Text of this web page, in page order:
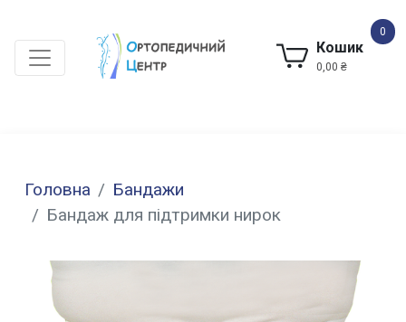
Кошик
0,00 ₴
0
Головна
Бандажи
Бандаж для підтримки нирок